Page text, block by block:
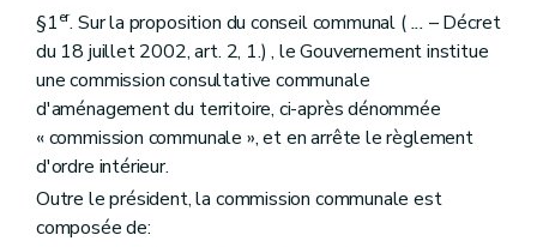
Art. 168
Art. 169
Art. 170
Art. 171
Chapitre II De la revitalisation urbaine
Art. 172
Chapitre III De la rénovation urbaine
Art. 173
Chapitre IV Des zones d'initiatives privilégiées
Art. 174
§1er. Sur la proposition du conseil communal (... – Décret
du 18 juillet 2002, art. 2, 1.) , le Gouvernement institue
une commission consultative communale
d'aménagement du territoire, ci-après dénommée
« commission communale », et en arrête le règlement
d'ordre intérieur.
Outre le président, la commission communale est
composée de: